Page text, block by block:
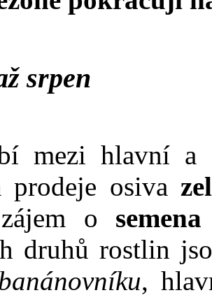
srpen
mezi hlavní a
prodeje osiva
o
druhů rostlin
,